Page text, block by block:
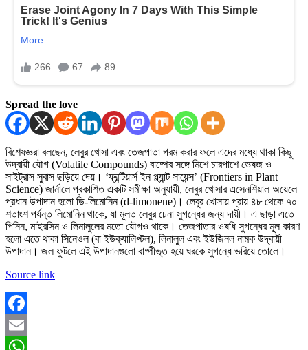
Spread the love
বিশেষজ্ঞরা বলছেন, লেবুর খোসা এবং তেজপাতা গরম করার ফলে এদের মধ্যে থাকা কিছু
উদ্বায়ী যৌগ (Volatile Compounds) বাষ্পের সঙ্গে মিশে চারপাশে ভেষজ ও
সাইট্রাস সুবাস ছড়িয়ে দেয়। ‘ফ্রন্টিয়ার্স ইন প্ল্যান্ট সায়েন্স’ (Frontiers in Plant
Science) জার্নালে প্রকাশিত একটি সমীক্ষা অনুযায়ী, লেবুর খোসার এসেনশিয়াল অয়েলে
প্রধান উপাদান হলো ডি-লিমোনিন (d-limonene)। লেবুর খোসায় প্রায় ৪৮ থেকে ৭০
শতাংশ পর্যন্ত লিমোনিন থাকে, যা মূলত লেবুর চেনা সুগন্ধের জন্য দায়ী। এ ছাড়া এতে
পিনিন, মাইরসিন ও লিনালুলের মতো যৌগও থাকে। তেজপাতার ওষধি সুগন্ধের মূল কারণ
হলো এতে থাকা সিনেওল (বা ইউক্যালিপ্টল), লিনালুল এবং ইউজিনল নামক উদ্বায়ী
উপাদান। জল ফুটলে এই উপাদানগুলো বাষ্পীভূত হয়ে ঘরকে সুগন্ধে ভরিয়ে তোলে।
Source link
Facebook
Email